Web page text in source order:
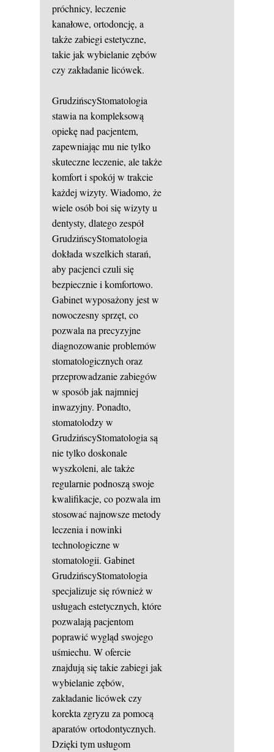
próchnicy, leczenie
kanałowe, ortodoncję, a
także zabiegi estetyczne,
takie jak wybielanie zębów
czy zakładanie licówek.
GrudzińscyStomatologia
stawia na kompleksową
opiekę nad pacjentem,
zapewniając mu nie tylko
skuteczne leczenie, ale także
komfort i spokój w trakcie
każdej wizyty. Wiadomo, że
wiele osób boi się wizyty u
dentysty, dlatego zespół
GrudzińscyStomatologia
dokłada wszelkich starań,
aby pacjenci czuli się
bezpiecznie i komfortowo.
Gabinet wyposażony jest w
nowoczesny sprzęt, co
pozwala na precyzyjne
diagnozowanie problemów
stomatologicznych oraz
przeprowadzanie zabiegów
w sposób jak najmniej
inwazyjny. Ponadto,
stomatolodzy w
GrudzińscyStomatologia są
nie tylko doskonale
wyszkoleni, ale także
regularnie podnoszą swoje
kwalifikacje, co pozwala im
stosować najnowsze metody
leczenia i nowinki
technologiczne w
stomatologii. Gabinet
GrudzińscyStomatologia
specjalizuje się również w
usługach estetycznych, które
pozwalają pacjentom
poprawić wygląd swojego
uśmiechu. W ofercie
znajdują się takie zabiegi jak
wybielanie zębów,
zakładanie licówek czy
korekta zgryzu za pomocą
aparatów ortodontycznych.
Dzięki tym usługom